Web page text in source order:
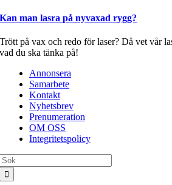
Kan man lasra på nyvaxad rygg?
Trött på vax och redo för laser? Då vet vår
vad du ska tänka på!
Annonsera
Samarbete
Kontakt
Nyhetsbrev
Prenumeration
OM OSS
Integritetspolicy